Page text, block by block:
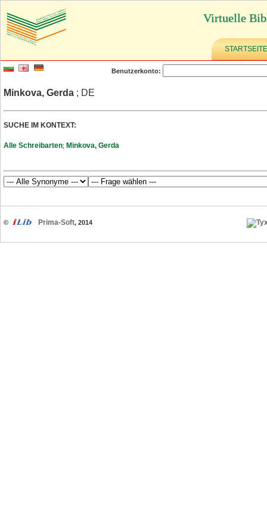
Virtuelle
STARTSEITE
Benutzerkonto:
Minkova, Gerda ; DE
SUCHE IM KONTEXT:
Alle Schreibarten; Minkova, Gerda
© Prima-Soft, 2014